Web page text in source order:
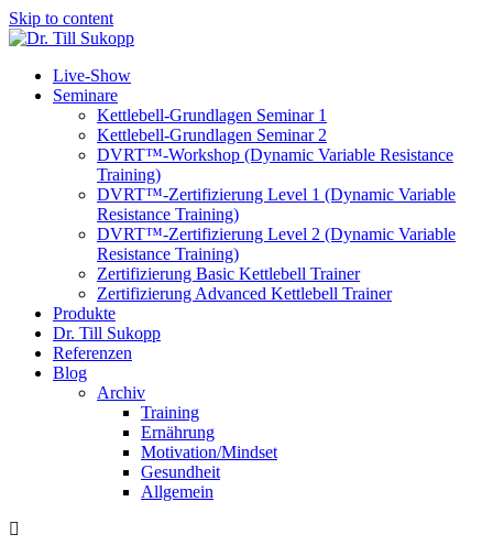
Skip to content
Live-Show
Seminare
Kettlebell-Grundlagen Seminar 1
Kettlebell-Grundlagen Seminar 2
DVRT™-Workshop (Dynamic Variable Resistance
Training)
DVRT™-Zertifizierung Level 1 (Dynamic Variable
Resistance Training)
DVRT™-Zertifizierung Level 2 (Dynamic Variable
Resistance Training)
Zertifizierung Basic Kettlebell Trainer
Zertifizierung Advanced Kettlebell Trainer
Produkte
Dr. Till Sukopp
Referenzen
Blog
Archiv
Training
Ernährung
Motivation/Mindset
Gesundheit
Allgemein